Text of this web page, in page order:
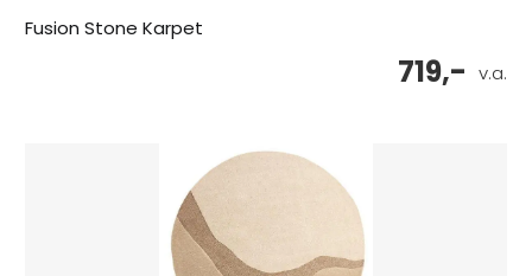
Fusion Stone Karpet
v.a.
719,-